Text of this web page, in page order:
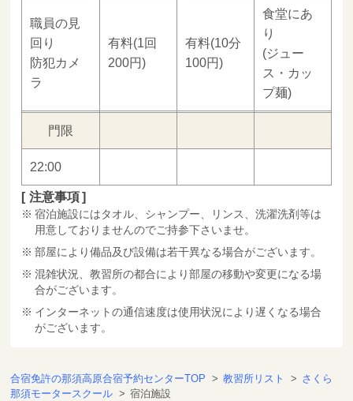
職員の見
回り
防犯カメ
ラ
有料(1回
200円)
有料(10分
100円)
食堂にあ
り
(ジュー
ス・カッ
プ麺)
門限
22:00
注意事項
宿泊施設にはタオル、シャンプー、リンス、洗濯洗剤等は
用意しておりませんのでご持参下さいませ。
部屋により備品及び設備は若干異なる場合がございます。
混雑状況、教習所の都合により部屋の移動や変更になる場
合がございます。
インターネットの通信速度は使用状況により遅くなる場合
がございます。
合宿免許の那須高原合宿予約センターTOP > 教習所リスト > さくら
那須モータースクール > 宿泊施設